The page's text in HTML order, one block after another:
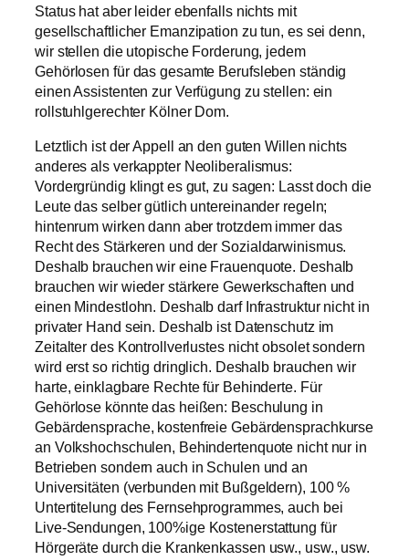
Status hat aber leider ebenfalls nichts mit
gesellschaftlicher Emanzipation zu tun, es sei denn,
wir stellen die utopische Forderung, jedem
Gehörlosen für das gesamte Berufsleben ständig
einen Assistenten zur Verfügung zu stellen: ein
rollstuhlgerechter Kölner Dom.
Letztlich ist der Appell an den guten Willen nichts
anderes als verkappter Neoliberalismus:
Vordergründig klingt es gut, zu sagen: Lasst doch die
Leute das selber gütlich untereinander regeln;
hintenrum wirken dann aber trotzdem immer das
Recht des Stärkeren und der Sozialdarwinismus.
Deshalb brauchen wir eine Frauenquote. Deshalb
brauchen wir wieder stärkere Gewerkschaften und
einen Mindestlohn. Deshalb darf Infrastruktur nicht in
privater Hand sein. Deshalb ist Datenschutz im
Zeitalter des Kontrollverlustes nicht obsolet sondern
wird erst so richtig dringlich. Deshalb brauchen wir
harte, einklagbare Rechte für Behinderte. Für
Gehörlose könnte das heißen: Beschulung in
Gebärdensprache, kostenfreie Gebärdensprachkurse
an Volkshochschulen, Behindertenquote nicht nur in
Betrieben sondern auch in Schulen und an
Universitäten (verbunden mit Bußgeldern), 100 %
Untertitelung des Fernsehprogrammes, auch bei
Live-Sendungen, 100%ige Kostenerstattung für
Hörgeräte durch die Krankenkassen usw., usw., usw.